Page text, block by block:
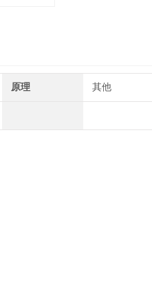
原理 其他